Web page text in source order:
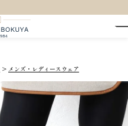
メンズ・レディースウェア